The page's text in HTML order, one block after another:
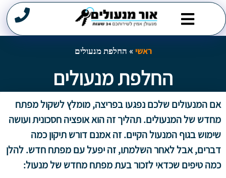
ראשי » החלפת מנעולים
החלפת מנעולים
ראשי»החלפת מנעולים
אם המנעולים שלכם נפגעו בפריצה, מומלץ לשקול מפתח
מחדש של המנעולים. תהליך זה הוא אופציה חסכונית ועושה
שימוש בגוף המנעול הקיים. זה אמנם דורש תיקון כמה
דברים, אבל לאחר השלמתו, זה יפעל עם מפתח חדש. להלן
כמה טיפים שכדאי לזכור בעת מפתח מחדש של מנעול: